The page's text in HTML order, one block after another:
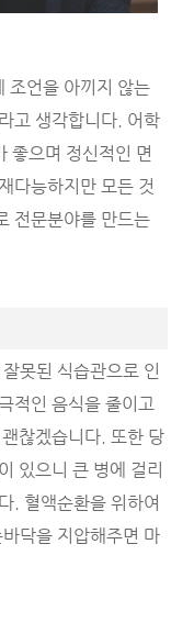
조언을 아끼지 않는
고 생각합니다. 어학
좋으며 정신적인 면
다능하지만 모든 것
전문분야를 만드는
못된 식습관으로 인
적인 음식을 줄이고
찮겠습니다. 또한 당
있으니 큰 병에 걸리
. 혈액순환을 위하여
닥을 지압해주면 마